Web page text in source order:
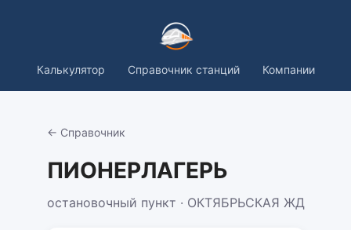
Калькулятор Справочник станций Компании
← Справочник
ПИОНЕРЛАГЕРЬ
остановочный пункт · ОКТЯБРЬСКАЯ ЖД